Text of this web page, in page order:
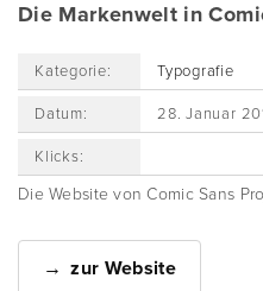
Die Markenwelt in
Kategorie: Typografie
Datum: 28. Januar
Klicks:
Die Website von Comic Sans
zur Website